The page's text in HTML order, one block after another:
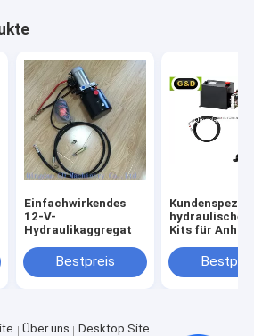
Einfachwirkendes
12-V-
Hydraulikaggregat
Bestpreis
hydraulische
Kits für
Über uns Desktop Site